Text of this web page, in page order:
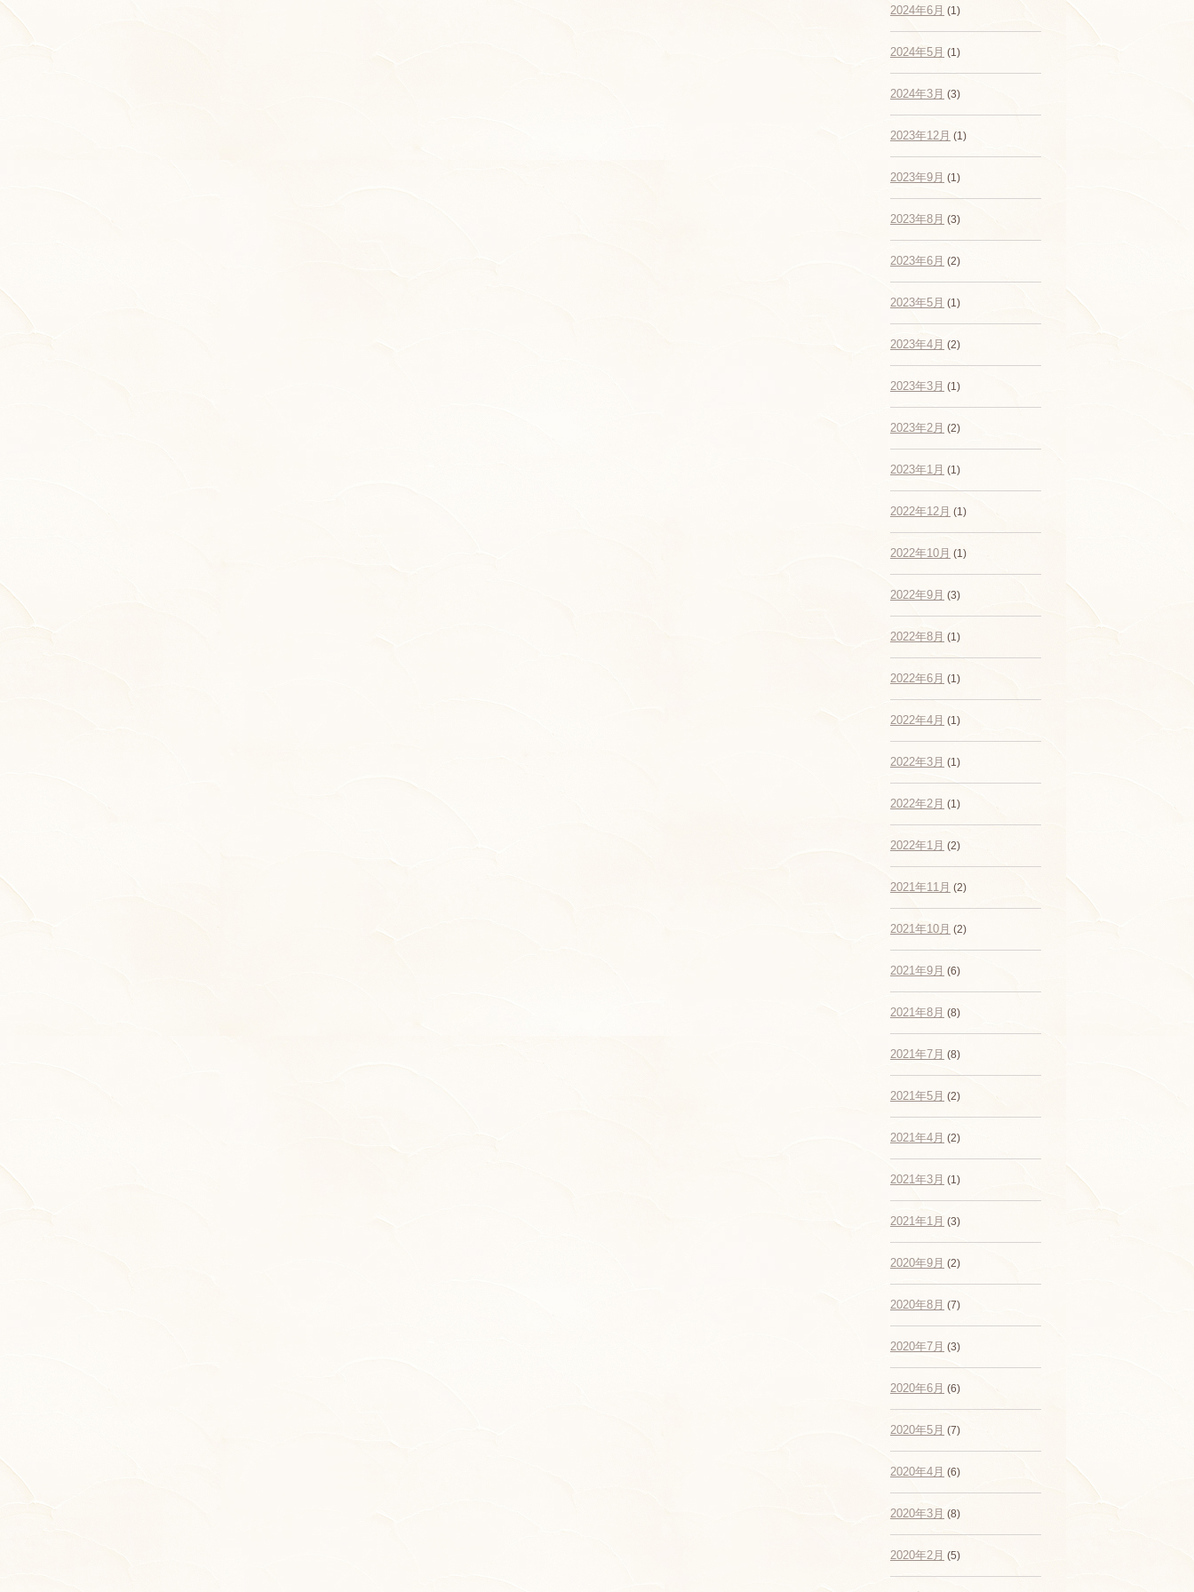
2024年6月 (1)
2024年5月 (1)
2024年3月 (3)
2023年12月 (1)
2023年9月 (1)
2023年8月 (3)
2023年6月 (2)
2023年5月 (1)
2023年4月 (2)
2023年3月 (1)
2023年2月 (2)
2023年1月 (1)
2022年12月 (1)
2022年10月 (1)
2022年9月 (3)
2022年8月 (1)
2022年6月 (1)
2022年4月 (1)
2022年3月 (1)
2022年2月 (1)
2022年1月 (2)
2021年11月 (2)
2021年10月 (2)
2021年9月 (6)
2021年8月 (8)
2021年7月 (8)
2021年5月 (2)
2021年4月 (2)
2021年3月 (1)
2021年1月 (3)
2020年9月 (2)
2020年8月 (7)
2020年7月 (3)
2020年6月 (6)
2020年5月 (7)
2020年4月 (6)
2020年3月 (8)
2020年2月 (5)